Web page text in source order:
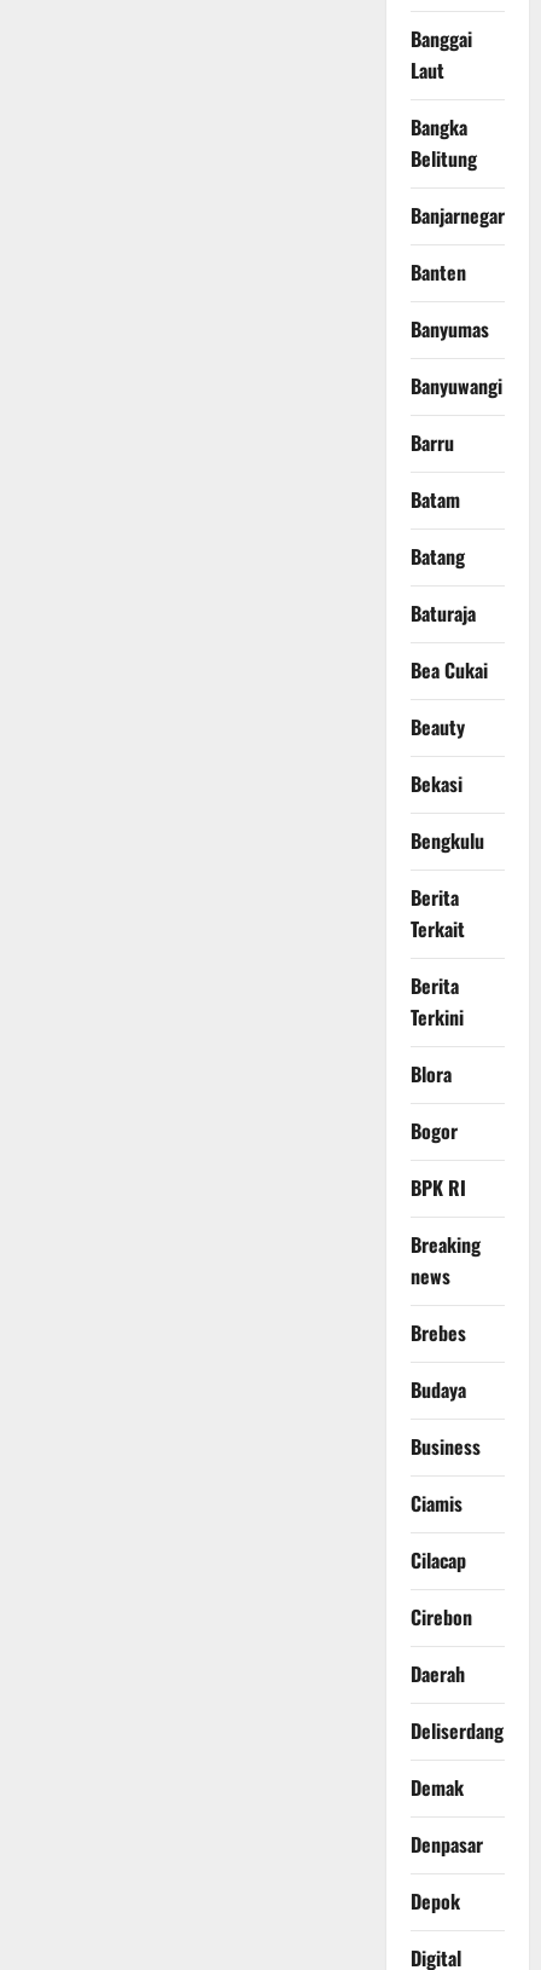
Banggai
Laut
Bangka
Belitung
Banjarnegara
Banten
Banyumas
Banyuwangi
Barru
Batam
Batang
Baturaja
Bea Cukai
Beauty
Bekasi
Bengkulu
Berita
Terkait
Berita
Terkini
Blora
Bogor
BPK RI
Breaking
news
Brebes
Budaya
Business
Ciamis
Cilacap
Cirebon
Daerah
Deliserdang
Demak
Denpasar
Depok
Digital